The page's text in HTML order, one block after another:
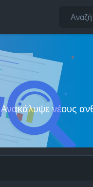
Ανακάλυψε νέους